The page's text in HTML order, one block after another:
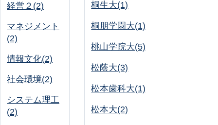
経営２(2)
マネジメント
(2)
情報文化(2)
社会環境(2)
システム理工
(2)
桐生大(1)
桐朋学園大(1)
桃山学院大(5)
松蔭大(3)
松本歯科大(1)
松本大(2)